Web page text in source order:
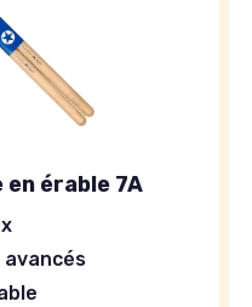
érable 7A
avancés